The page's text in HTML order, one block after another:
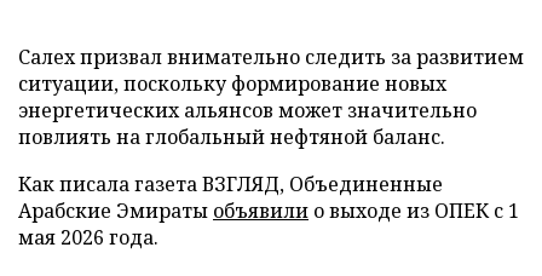
Салех призвал внимательно следить за развитием
ситуации, поскольку формирование новых
энергетических альянсов может значительно
повлиять на глобальный нефтяной баланс.
Как писала газета ВЗГЛЯД, Объединенные
Арабские Эмираты объявили о выходе из ОПЕК с 1
мая 2026 года.